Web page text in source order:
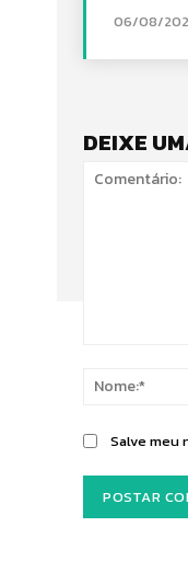
06/08/
DEIXE
Salve meu